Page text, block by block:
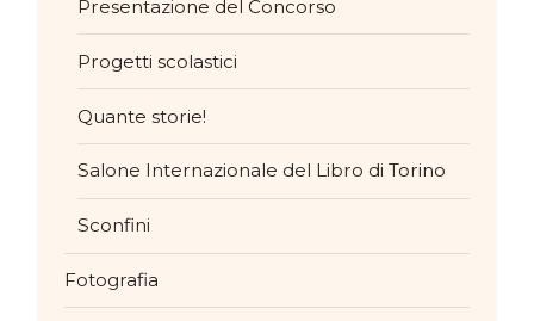
Presentazione del Concorso
Progetti scolastici
Quante storie!
Salone Internazionale del Libro di Torino
Sconfini
Fotografia